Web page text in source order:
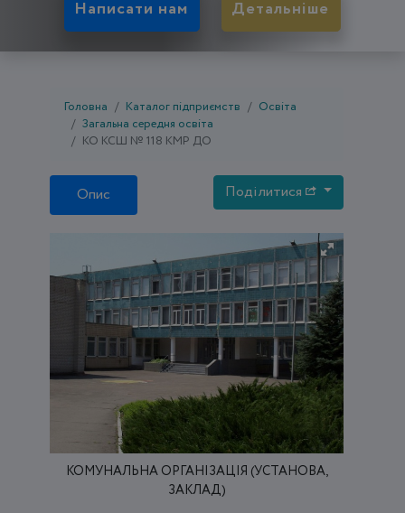
Написати нам Детальніше
Головна Каталог підприємств
Освіта
Загальна середня освіта
КО КСШ № 118 КМР ДО
Опис Поділитися
КОМУНАЛЬНА ОРГАНІЗАЦІЯ (УСТАНОВА,
ЗАКЛАД)